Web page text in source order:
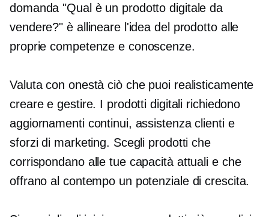
domanda "Qual è un prodotto digitale da
vendere?" è allineare l'idea del prodotto alle
proprie competenze e conoscenze.
Valuta con onestà ciò che puoi realisticamente
creare e gestire. I prodotti digitali richiedono
aggiornamenti continui, assistenza clienti e
sforzi di marketing. Scegli prodotti che
corrispondano alle tue capacità attuali e che
offrano al contempo un potenziale di crescita.